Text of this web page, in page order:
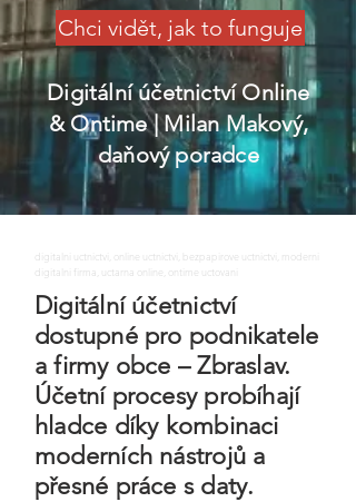
Chci vidět, jak to funguje
Digitální účetnictví Online
& Ontime| Milan Makový,
daňový poradce
digitalni uctnictvi, online uctnictvi, bezpapirove uctnictvi, moderni
digitalni firma, uctarna online, ontime uctovani
Digitální účetnictví
dostupné pro podnikatele
a firmy obce – Zbraslav.
Účetní procesy probíhají
hladce díky kombinaci
moderních nástrojů a
přesné práce s daty.